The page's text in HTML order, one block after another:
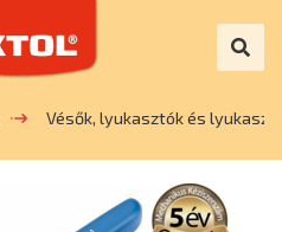
Vésők, lyukasztók és